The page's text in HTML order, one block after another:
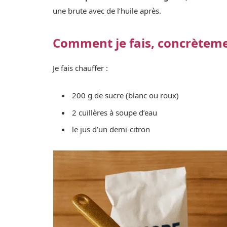
une brute avec de l’huile après.
Comment je fais,
Je fais chauffer :
200 g de sucre (blanc ou roux)
2 cuillères à soupe d’eau
le jus d’un demi-citron